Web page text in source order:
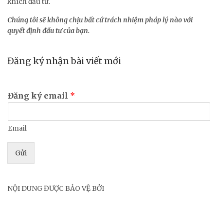
Chúng tôi sẽ không chịu bất cứ trách nhiệm pháp lý nào với
quyết định đầu tư của bạn.
Đăng ký nhận bài viết mới
Đăng ký email *
Email
Gửi
NỘI DUNG ĐƯỢC BẢO VỆ BỞI